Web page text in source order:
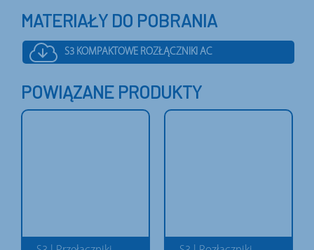
MATERIAŁY DO POBRANIA
S3 KOMPAKTOWE ROZŁĄCZNIKI AC
POWIĄZANE PRODUKTY